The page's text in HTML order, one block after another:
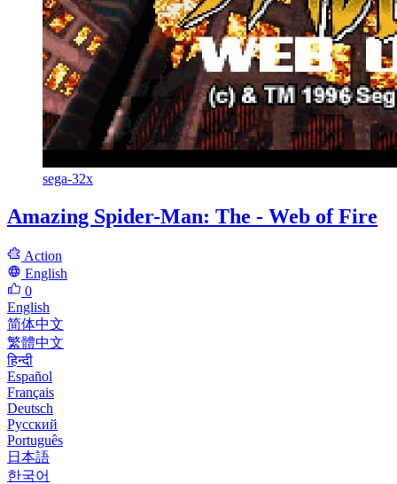
sega-32x
Amazing Spider-Man: The - Web of Fire
Action
English
0
English
简体中文
繁體中文
हिन्दी
Español
Français
Deutsch
Русский
Português
日本語
한국어